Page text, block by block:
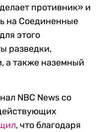
противник» и
на Соединенные
этого
разведки,
а также наземный
NBC News со
, что благодаря